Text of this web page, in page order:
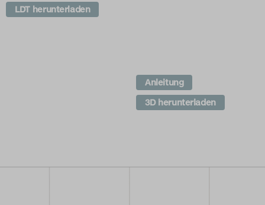
LDT herunterladen
Anleitung
3D herunterladen